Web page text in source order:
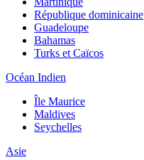
République dominicaine
Guadeloupe
Bahamas
Turks et Caïcos
Océan Indien
Île Maurice
Maldives
Seychelles
Asie